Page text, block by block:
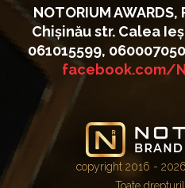
NOTORIUM
Chișinău str. Calea
061015599,
facebook.com/
copyright 2016 -